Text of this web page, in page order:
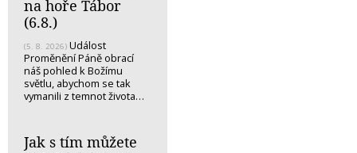
na hoře Tábor
(6.8.)
(5. 8. 2026) Událost
Proměnění Páně obrací
náš pohled k Božímu
světlu, abychom se tak
vymanili z temnot života…
Jak s tím můžete